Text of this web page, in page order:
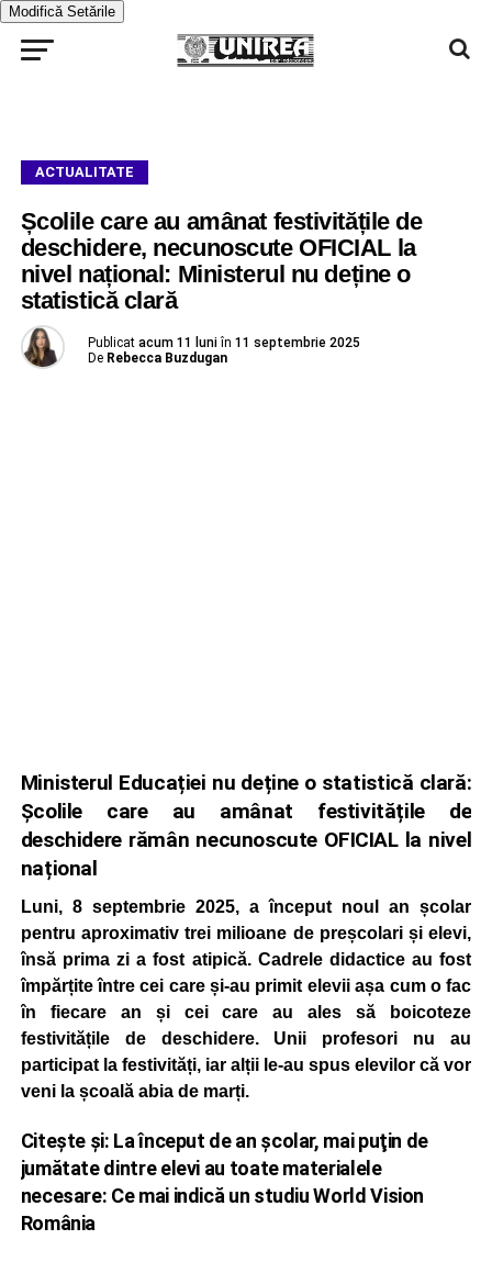
Modifică Setările
ACTUALITATE
Școlile care au amânat festivitățile de
deschidere, necunoscute OFICIAL la
nivel național: Ministerul nu deține o
statistică clară
Publicat acum 11 luni în 11 septembrie 2025
De Rebecca Buzdugan
Ministerul Educației nu deține o statistică clară:
Școlile care au amânat festivitățile de
deschidere rămân necunoscute OFICIAL la nivel
național
Luni, 8 septembrie 2025, a început noul an școlar
pentru aproximativ trei milioane de preșcolari și elevi,
însă prima zi a fost atipică. Cadrele didactice au fost
împărțite între cei care și-au primit elevii așa cum o fac
în fiecare an și cei care au ales să boicoteze
festivitățile de deschidere. Unii profesori nu au
participat la festivități, iar alții le-au spus elevilor că vor
veni la școală abia de marți.
Citește și: La început de an şcolar, mai puţin de
jumătate dintre elevi au toate materialele
necesare: Ce mai indică un studiu World Vision
România